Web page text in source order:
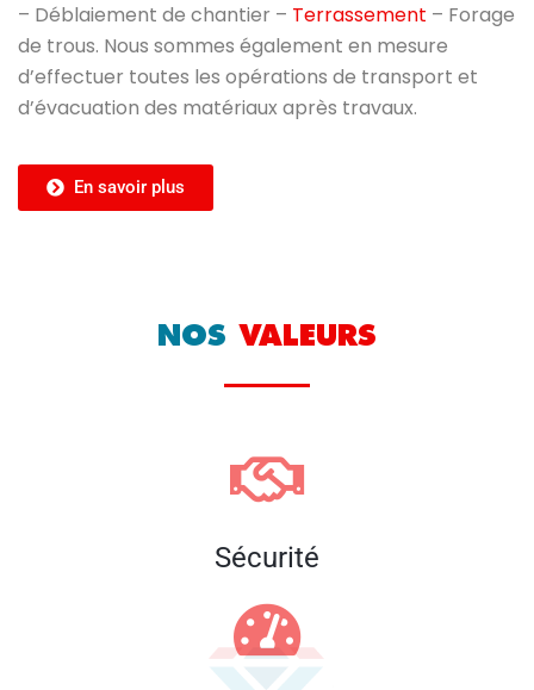
– Déblaiement de chantier – Terrassement – Forage
de trous. Nous sommes également en mesure
d’effectuer toutes les opérations de transport et
d’évacuation des matériaux après travaux.
En savoir plus
NOS VALEURS
Sécurité